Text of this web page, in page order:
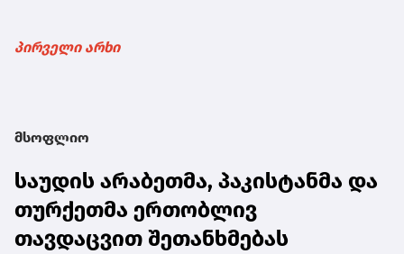
პირველი არხი
მსოფლიო
საუდის არაბეთმა, პაკისტანმა და
თურქეთმა ერთობლივ
თავდაცვით შეთანხმებას